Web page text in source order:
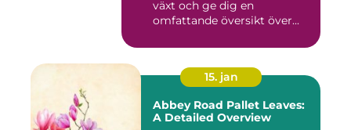
växt och ge dig en
omfattande översikt över...
15. jan
Abbey Road Pallet Leaves:
A Detailed Overview